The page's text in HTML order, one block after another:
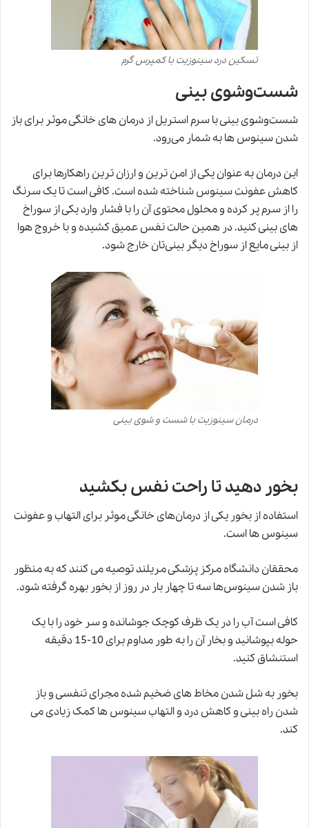
تسکین درد سینوزیت با کمپرس گرم
شست‌وشوی بینی
شست‌وشوی بینی با سرم استریل از درمان های خانگی موثر برای باز
شدن سینوس ها به شمار می‌رود.
این درمان به عنوان یکی از امن ترین و ارزان ترین راهکارها برای
کاهش عفونت سینوس شناخته شده است. کافی است تا یک سرنگ
را از سرم پر کرده و محلول محتوی آن را با فشار وارد یکی از سوراخ
های بینی کنید. در همین حالت نفس عمیق کشیده و با خروج هوا
از بینی مایع از سوراخ دیگر بینی‌تان خارج شود.
درمان سینوزیت با شست و شوی بینی
بخور دهید تا راحت نفس بکشید
استفاده از بخور یکی از درمان‌های خانگی موثر برای التهاب و عفونت
سینوس ها است.
محققان دانشگاه مرکز پزشکی مریلند توصیه می کنند که به منظور
باز شدن سینوس‌ها سه تا چهار بار در روز از بخور بهره گرفته شود.
کافی است آب را در یک ظرف کوچک جوشانده و سر خود را با یک
حوله بپوشانید و بخار آن را به طور مداوم برای 10-15 دقیقه
استنشاق کنید.
بخور به شل شدن مخاط های ضخیم شده مجرای تنفسی و باز
شدن راه بینی و کاهش درد و التهاب سینوس ها کمک زیادی می
کند.